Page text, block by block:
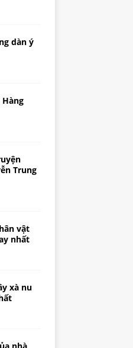
dàn ý
Trung
vật
nhất
xà nu
nhà